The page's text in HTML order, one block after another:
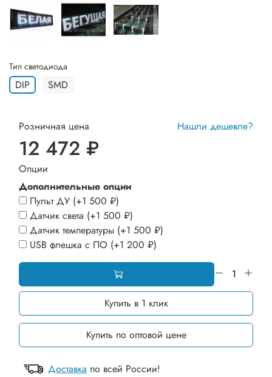
Тип светодиода
DIP SMD
Розничная цена Нашли дешевле?
12 472 ₽
Опции
Дополнительные опции
Пульт ДУ (+1 500 ₽)
Датчик света (+1 500 ₽)
Датчик температуры (+1 500 ₽)
USB флешка с ПО (+1 200 ₽)
Купить в 1 клик
Купить по оптовой цене
Доставка по всей России!